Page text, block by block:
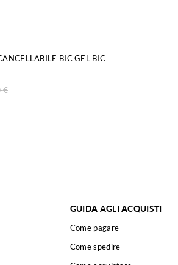
BIC GEL BIC
€
GUIDA AGLI ACQUISTI
Come pagare
Come spedire